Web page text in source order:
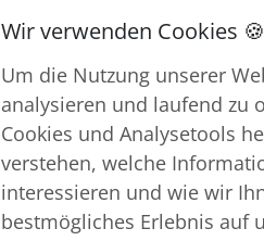
Um die Nutzung unserer
analysieren und laufend zu
Cookies und Analysetools
verstehen, welche
interessieren und wie wir
bestmögliches Erlebnis auf